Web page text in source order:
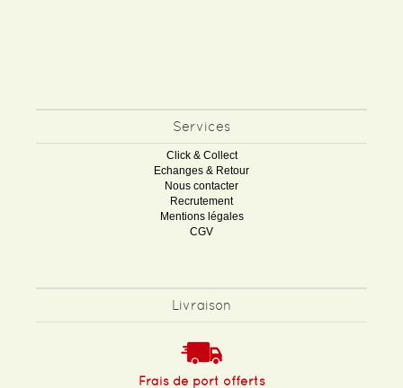
Services
Click & Collect
Echanges & Retour
Nous contacter
Recrutement
Mentions légales
CGV
Livraison
Frais de port offerts